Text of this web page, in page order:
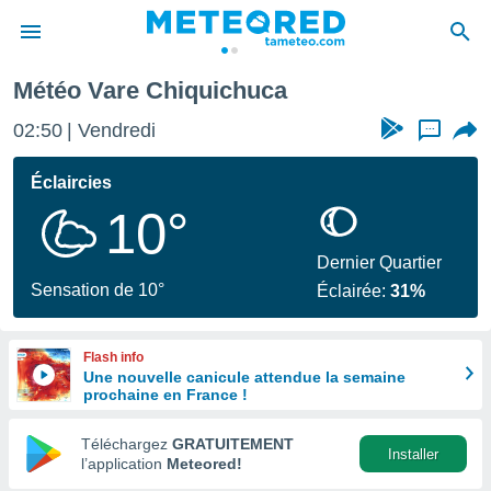
de
en
Météo Vare Chiquichuca
02:50 Vendredi ...
Éclaircies
10°
Sensation de 10°
Dernier Quartier
Éclairée:31%
Flash info
Une nouvelle canicule attendue la semaine
prochaine en France !
Téléchargez GRATUITEMENT
l’application Meteored!
Installer